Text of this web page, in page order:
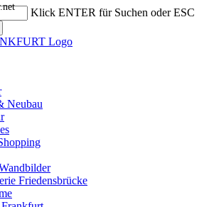
Klick ENTER für Suchen oder ESC
Neubau
Friedensbrücke